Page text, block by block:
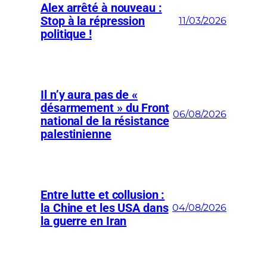
Alex arrêté à nouveau :
Stop à la répression
politique !
11/03/2026
Il n’y aura pas de «
désarmement » du Front
national de la résistance
palestinienne
06/08/2026
Entre lutte et collusion :
la Chine et les USA dans
la guerre en Iran
04/08/2026